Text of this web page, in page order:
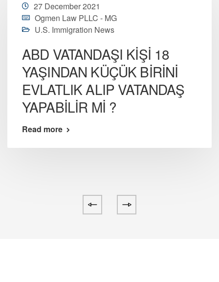
27 December 2021
Ogmen Law PLLC - MG
U.S. Immigration News
ABD VATANDAŞI KİŞİ 18
YAŞINDAN KÜÇÜK BİRİNİ
EVLATLIK ALIP VATANDAŞ
YAPABİLİR Mİ ?
Read more